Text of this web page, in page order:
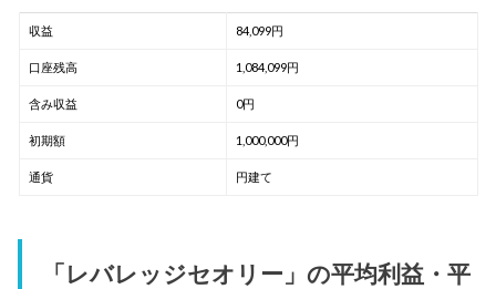
収益 84,099円
口座残高 1,084,099円
含み収益 0円
初期額 1,000,000円
通貨 円建て
「レバレッジセオリー」の平均利益・平